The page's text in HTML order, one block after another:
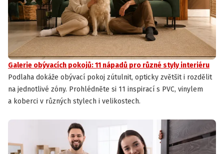
Galerie obývacích pokojů: 11 nápadů pro různé styly interiéru
Podlaha dokáže obývací pokoj zútulnit, opticky zvětšit i rozdělit
na jednotlivé zóny. Prohlédněte si 11 inspirací s PVC, vinylem
a koberci v různých stylech i velikostech.